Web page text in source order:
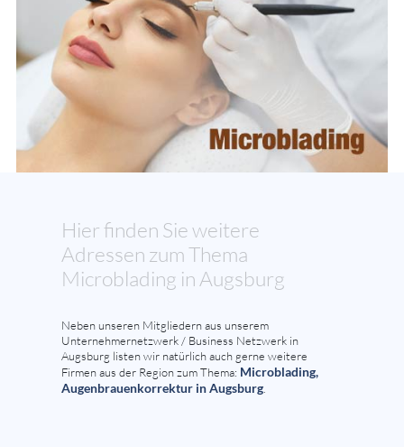
Hier finden Sie weitere
Adressen zum Thema
Microblading in Augsburg
Neben unseren Mitgliedern aus unserem
Unternehmernetzwerk / Business Netzwerk in
Augsburg listen wir natürlich auch gerne weitere
Firmen aus der Region zum Thema: Microblading,
Augenbrauenkorrektur in Augsburg.